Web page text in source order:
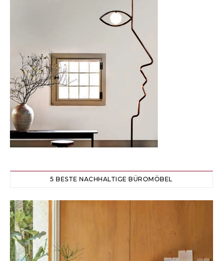
5 BESTE NACHHALTIGE BÜROMÖBEL